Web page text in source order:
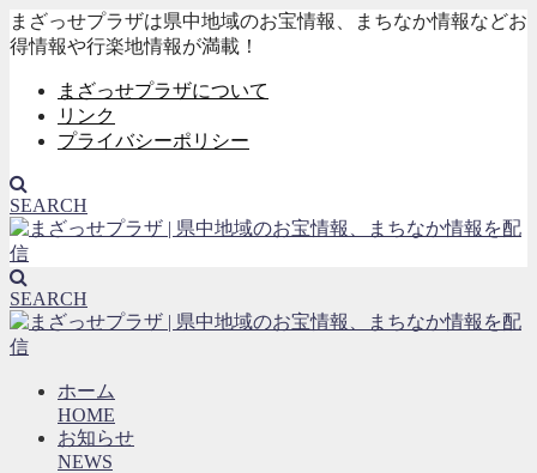
まざっせプラザは県中地域のお宝情報、まちなか情報などお
得情報や行楽地情報が満載！
まざっせプラザについて
リンク
プライバシーポリシー
SEARCH
SEARCH
ホーム
HOME
お知らせ
NEWS